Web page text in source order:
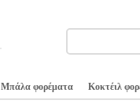
Μπάλα φορέματα Κοκτέιλ